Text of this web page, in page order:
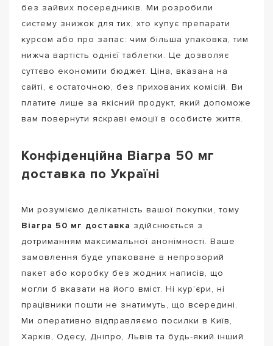
без зайвих посередників. Ми розробили
систему знижок для тих, хто купує препарати
курсом або про запас: чим більша упаковка, тим
нижча вартість однієї таблетки. Це дозволяє
суттєво економити бюджет. Ціна, вказана на
сайті, є остаточною, без прихованих комісій. Ви
платите лише за якісний продукт, який допоможе
вам повернути яскраві емоції в особисте життя.
Конфіденційна Віагра 50 мг
доставка по Україні
Ми розуміємо делікатність вашої покупки, тому
Віагра 50 мг доставка здійснюється з
дотриманням максимальної анонімності. Ваше
замовлення буде упаковане в непрозорий
пакет або коробку без жодних написів, що
могли б вказати на його вміст. Ні кур’єри, ні
працівники пошти не знатимуть, що всередині.
Ми оперативно відправляємо посилки в Київ,
Харків, Одесу, Дніпро, Львів та будь-який інший